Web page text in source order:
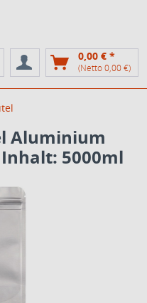
0,00 € *
(Netto 0,00 €)
Aluminium
5000ml